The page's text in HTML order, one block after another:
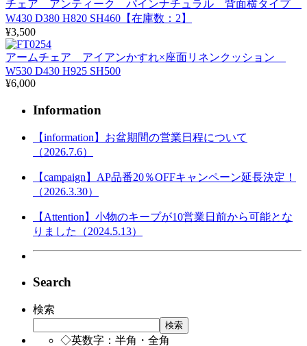
チェア アンティーク パインナチュラル 背面横タイプ
W430 D380 H820 SH460【在庫数：2】
¥3,500
アームチェア アイアンかすれ×座面リネンクッション
W530 D430 H925 SH500
¥6,000
Information
【information】お盆期間の営業日程について
（2026.7.6）
【campaign】AP品番20％OFFキャンペーン延長決定！
（2026.3.30）
【Attention】小物のキープが10営業日前から可能とな
りました（2024.5.13）
Search
検索
検索
◇英数字：半角・全角